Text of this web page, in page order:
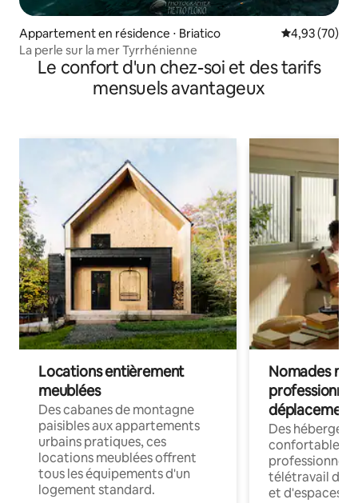
Appartement en résidence ⋅ Briatico Évaluation
4,93 (70)
La perle sur la mer Tyrrhénienne
Le confort d'un chez-soi et des tarifs
mensuels avantageux
Locations entièrement
meublées
Des cabanes de montagne
paisibles aux appartements
urbains pratiques, ces
locations meublées offrent
tous les équipements d'un
logement standard.
Nomades
déplacement
Des
confortables
professionnels
télétravail
et d'espaces